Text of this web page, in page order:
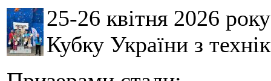
25-26 квітня 2026
Кубку України з